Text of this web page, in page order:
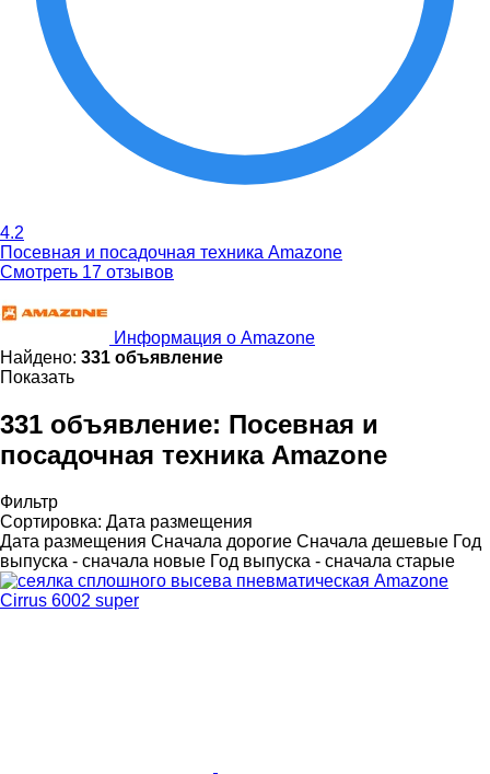
4.2
Посевная и посадочная техника Amazone
Смотреть 17 отзывов
Информация о Amazone
Найдено: 331 объявление
Показать
331 объявление: Посевная и
посадочная техника Amazone
Фильтр
Сортировка: Дата размещения
Дата размещения Сначала дорогие Сначала дешевые Год
выпуска - сначала новые Год выпуска - сначала старые